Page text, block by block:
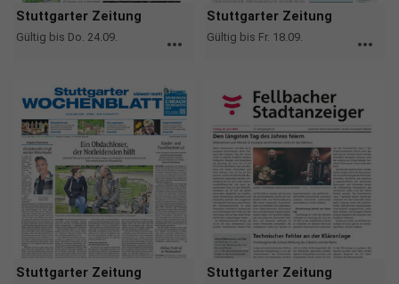
Stuttgarter Zeitung
Gültig bis Do. 24.09. more_horiz
Stuttgarter Zeitung
Gültig bis Fr. 18.09. more_horiz
Stuttgarter Zeitung Stuttgarter Zeitung